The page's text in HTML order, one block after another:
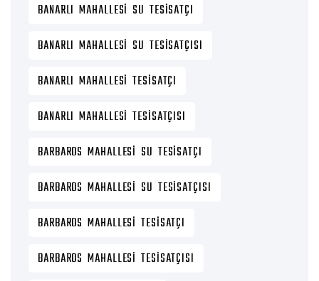
BANARLI MAHALLESI SU TESISATÇI
BANARLI MAHALLESI SU TESISATÇISI
BANARLI MAHALLESI TESISATÇI
BANARLI MAHALLESI TESISATÇISI
BARBAROS MAHALLESI SU TESISATÇI
BARBAROS MAHALLESI SU TESISATÇISI
BARBAROS MAHALLESI TESISATÇI
BARBAROS MAHALLESI TESISATÇISI